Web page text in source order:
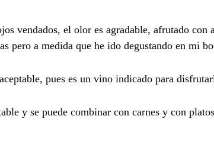
vendados, el olor es agradable, afrutado
pero a medida que he ido degustando en mi
pues es un vino indicado para
y se puede combinar con carnes y con